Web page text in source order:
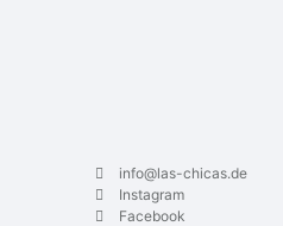
info@las-chicas.de
Instagram
Facebook